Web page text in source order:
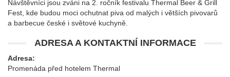
Návštěvníci jsou zváni na 2. ročník festivalu Thermal Beer & Grill
Fest, kde budou moci ochutnat piva od malých i větších pivovarů
a barbecue české i světové kuchyně.
ADRESA A KONTAKTNÍ INFORMACE
Adresa:
Promenáda před hotelem Thermal